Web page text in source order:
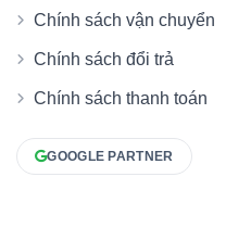
Chính sách vận chuyển
Chính sách đổi trả
Chính sách thanh toán
GOOGLE PARTNER